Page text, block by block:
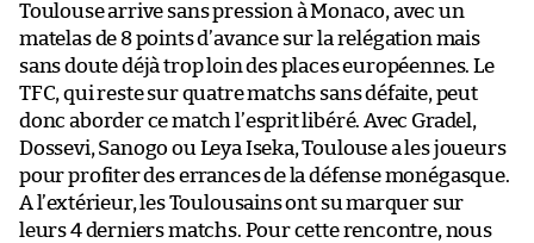
Toulouse arrive sans pression à Monaco, avec un
matelas de 8 points d’avance sur la relégation mais
sans doute déjà trop loin des places européennes. Le
TFC, qui reste sur quatre matchs sans défaite, peut
donc aborder ce match l’esprit libéré. Avec Gradel,
Dossevi, Sanogo ou Leya Iseka, Toulouse a les joueurs
pour profiter des errances de la défense monégasque.
A l’extérieur, les Toulousains ont su marquer sur
leurs 4 derniers matchs. Pour cette rencontre, nous